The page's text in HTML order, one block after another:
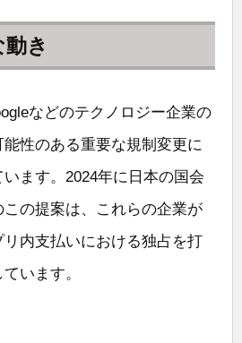
き
などのテクノロジー企業の
性のある重要な規制変更に
ます。2024年に日本の国会
の提案は、これらの企業が
内支払いにおける独占を打
います。